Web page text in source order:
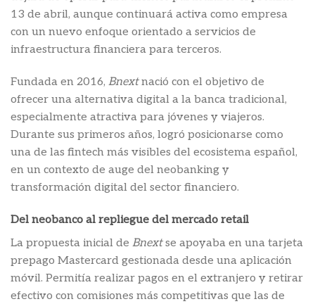
13 de abril, aunque continuará activa como empresa
con un nuevo enfoque orientado a servicios de
infraestructura financiera para terceros.
Fundada en 2016, Bnextnació con el objetivo de
ofrecer una alternativa digital a la banca tradicional,
especialmente atractiva para jóvenes y viajeros.
Durante sus primeros años, logró posicionarse como
una de las fintech más visibles del ecosistema español,
en un contexto de auge del neobanking y
transformación digital del sector financiero.
Del neobanco al repliegue del mercado retail
La propuesta inicial de Bnextse apoyaba en una tarjeta
prepago Mastercard gestionada desde una aplicación
móvil. Permitía realizar pagos en el extranjero y retirar
efectivo con comisiones más competitivas que las de